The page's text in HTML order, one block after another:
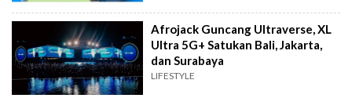
Afrojack Guncang Ultraverse, XL
Ultra 5G+ Satukan Bali, Jakarta,
dan Surabaya
LIFESTYLE